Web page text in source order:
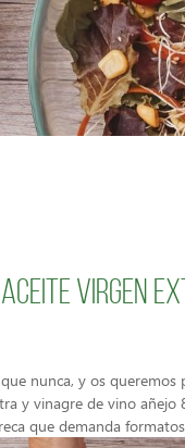
Virgen
nunca, y os
y vinagre de vino añejo
que demanda